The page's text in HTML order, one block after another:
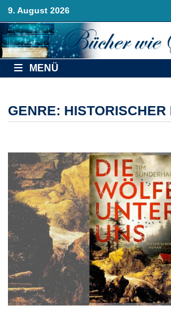
Zurück
zum
Inhalt
9. August 2026
MENÜ
GENRE: HISTORISCHER